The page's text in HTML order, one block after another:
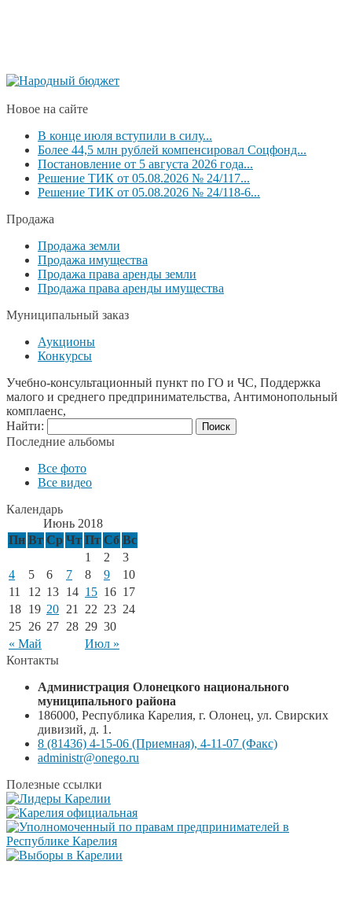
Новое на сайте
В конце июля вступили в силу...
Более 44,5 млн рублей компенсировал Соцфонд...
Постановление от 5 августа 2026 года...
Решение ТИК от 05.08.2026 № 24/117...
Решение ТИК от 05.08.2026 № 24/118-6...
Продажа
Продажа земли
Продажа имущества
Продажа права аренды земли
Продажа права аренды имущества
Муниципальный заказ
Аукционы
Конкурсы
Учебно-консультационный пункт по ГО и ЧС, Поддержка
малого и среднего предпринимательства, Антимонопольный
комплаенс,
Найти:
Последние альбомы
Все фото
Все видео
Календарь
Июнь 2018
Пн Вт Ср Чт Пт Сб Вс
« Май Июл »
1 2
3
4
5 6 7 8 9
10
11
12 13 14 15 16 17
18 19 20 21 22 23 24
25 26 27 28 29 30
Контакты
Администрация Олонецкого национального
муниципального района
186000, Республика Карелия, г. Олонец, ул. Свирских
дивизий, д. 1.
8 (81436) 4-15-06 (Приемная), 4-11-07 (Факс)
administr@onego.ru
Полезные ссылки